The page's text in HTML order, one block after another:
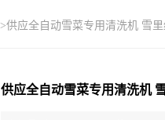
>供应全自动雪菜专用清洗机 雪
供应全自动雪菜专用清洗机